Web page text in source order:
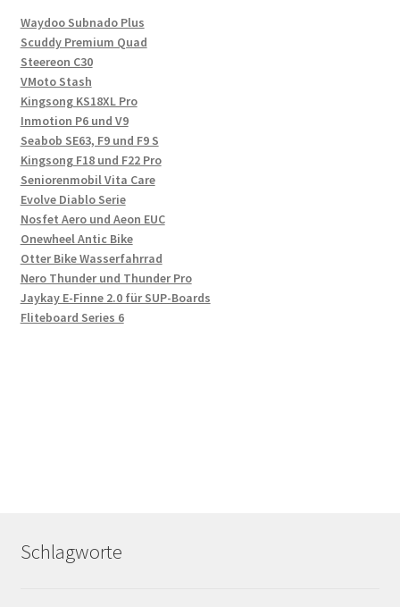
Waydoo Subnado Plus
Scuddy Premium Quad
Steereon C30
VMoto Stash
Kingsong KS18XL Pro
Inmotion P6 und V9
Seabob SE63, F9 und F9 S
Kingsong F18 und F22 Pro
Seniorenmobil Vita Care
Evolve Diablo Serie
Nosfet Aero und Aeon EUC
Onewheel Antic Bike
Otter Bike Wasserfahrrad
Nero Thunder und Thunder Pro
Jaykay E-Finne 2.0 für SUP-Boards
Fliteboard Series 6
Schlagworte